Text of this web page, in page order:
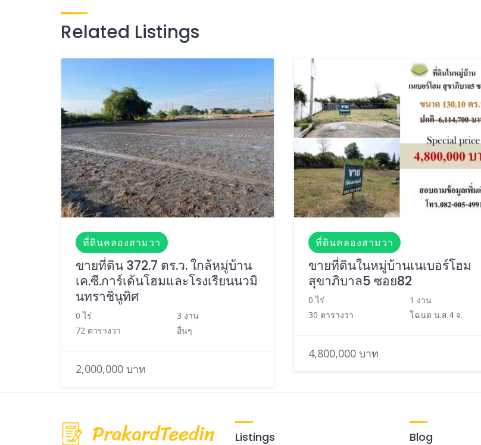
Related Listings
ที่ดินคลองสามวา
ขายที่ดิน 372.7 ตร.ว. ใกล้หมู่บ้าน
เค.ซี.การ์เด้นโฮมและโรงเรียนนวมิ
นทราชินูทิศ
0 ไร่
3 งาน
72 ตารางวา
อื่นๆ
2,000,000 บาท
ที่ดินคลองสามวา
ขายที่ดินในหมู่บ้านเนเบอร์โฮม
สุขาภิบาล5 ซอย82
0 ไร่
1 งาน
30 ตารางวา
โฉนด น.ส.4 จ.
4,800,000 บาท
Listings Blog